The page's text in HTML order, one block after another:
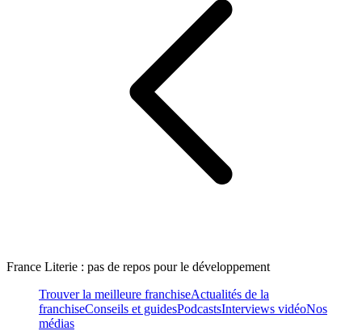
France Literie : pas de repos pour le développement
Trouver la meilleure franchiseActualités de la
franchiseConseils et guidesPodcastsInterviews vidéoNos
médias